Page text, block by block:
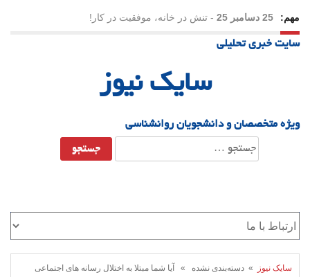
مهم: 25 دسامبر 25 - تنش در خانه، موفقیت در کار!
23 دسامبر 25
-یلدا؛ نماد تاب‌آوری اجتماعی در روزگار دشوار
سایت خبری تحلیلی
سایک نیوز
ویژه متخصصان و دانشجویان روانشناسی
جستجو
برای:
سایک نیوز
» دسته‌بندی نشده » آیا شما مبتلا به اختلال رسانه های اجتماعی